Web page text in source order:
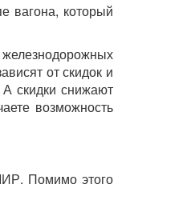
вагона, который
от скидок и
скидки снижают
возможность
Помимо этого